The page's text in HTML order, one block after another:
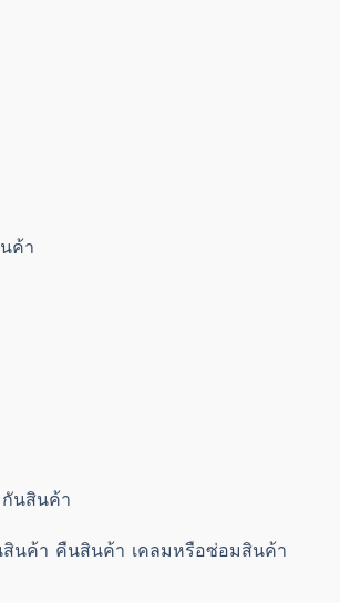
ค้า
กันสินค้า
สินค้า คืนสินค้า เคลมหรือซ่อมสินค้า